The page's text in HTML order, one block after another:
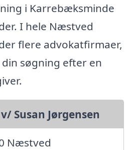
i Karrebæksminde
I hele Næstved
flere advokatfirmaer,
søgning efter en
Susan Jørgensen
Næstved